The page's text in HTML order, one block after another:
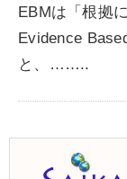
EBMは「根拠
Evidence
と、……..